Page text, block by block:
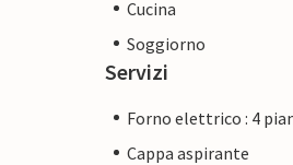
Cucina
Soggiorno
Servizi
Forno elettrico : 4
Cappa aspirante